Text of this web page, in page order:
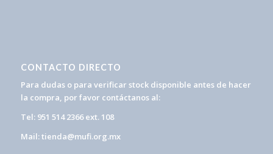
CONTACTO DIRECTO
Para dudas o para verificar stock disponible antes de hacer
la compra, por favor contáctanos al:
Tel: 951 514 2366 ext. 108
Mail: tienda@mufi.org.mx